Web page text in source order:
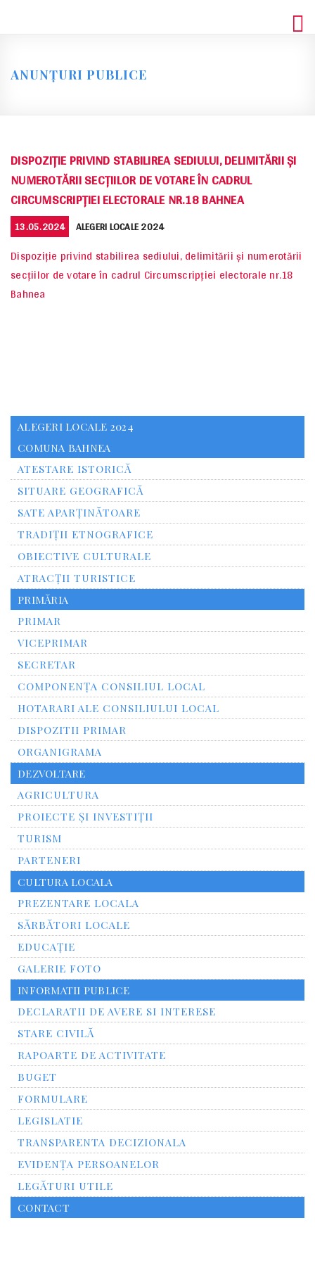
ANUNȚURI PUBLICE
DISPOZIȚIE PRIVIND STABILIREA SEDIULUI, DELIMITĂRII ȘI
NUMEROTĂRII SECȚIILOR DE VOTARE ÎN CADRUL
CIRCUMSCRIPȚIEI ELECTORALE NR.18 BAHNEA
POSTED
ON
13.05.2024 CATEGORIES
ALEGERI LOCALE 2024
Dispoziție privind stabilirea sediului, delimitării și numerotării
secțiilor de votare în cadrul Circumscripției electorale nr.18
Bahnea
ALEGERI LOCALE 2024
COMUNA BAHNEA
ATESTARE ISTORICĂ
SITUARE GEOGRAFICĂ
SATE APARȚINĂTOARE
TRADIȚII ETNOGRAFICE
OBIECTIVE CULTURALE
ATRACȚII TURISTICE
PRIMĂRIA
PRIMAR
VICEPRIMAR
SECRETAR
COMPONENȚA CONSILIUL LOCAL
HOTARARI ALE CONSILIULUI LOCAL
DISPOZITII PRIMAR
ORGANIGRAMA
DEZVOLTARE
AGRICULTURA
PROIECTE ȘI INVESTIȚII
TURISM
PARTENERI
CULTURA LOCALA
PREZENTARE LOCALA
SĂRBĂTORI LOCALE
EDUCAȚIE
GALERIE FOTO
INFORMATII PUBLICE
DECLARATII DE AVERE SI INTERESE
STARE CIVILĂ
RAPOARTE DE ACTIVITATE
BUGET
FORMULARE
LEGISLATIE
TRANSPARENTA DECIZIONALA
EVIDENȚA PERSOANELOR
LEGĂTURI UTILE
CONTACT